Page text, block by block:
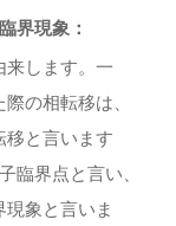
界現象：
来します。一
の相転移は、
移と言います
臨界点と言い、
象と言いま